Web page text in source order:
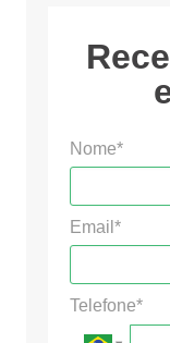
Nome*
Email*
Telefone*